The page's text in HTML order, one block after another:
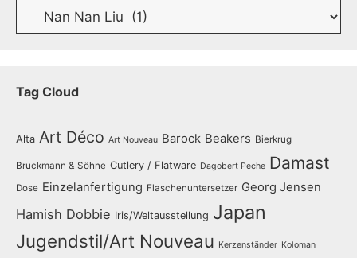
Catalogue
Tag Cloud
Alta Art Déco Art Nouveau Barock Beakers Bierkrug
Bruckmann & Söhne Cutlery / Flatware Dagobert Peche Damast
Dose Einzelanfertigung Flaschenuntersetzer Georg Jensen
Hamish Dobbie Iris/Weltausstellung Japan
Jugendstil/Art Nouveau Kerzenständer Koloman